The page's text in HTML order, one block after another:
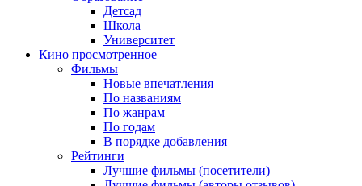
Детсад
Школа
Университет
Кино просмотренное
Фильмы
Новые впечатления
По названиям
По жанрам
По годам
В порядке добавления
Рейтинги
Лучшие фильмы (посетители)